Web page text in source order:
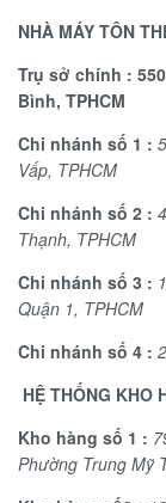
NHÀ MÁY TÔN
Trụ sở chính :
Bình, TPHCM
Chi nhánh số 1 :
Vấp, TPHCM
Chi nhánh số 2 :
Thạnh, TPHCM
Chi nhánh số 3 :
Quận 1, TPHCM
Chi nhánh số 4 :
HỆ THỐNG KHO
Kho hàng số 1 :
Phường Trung Mỹ